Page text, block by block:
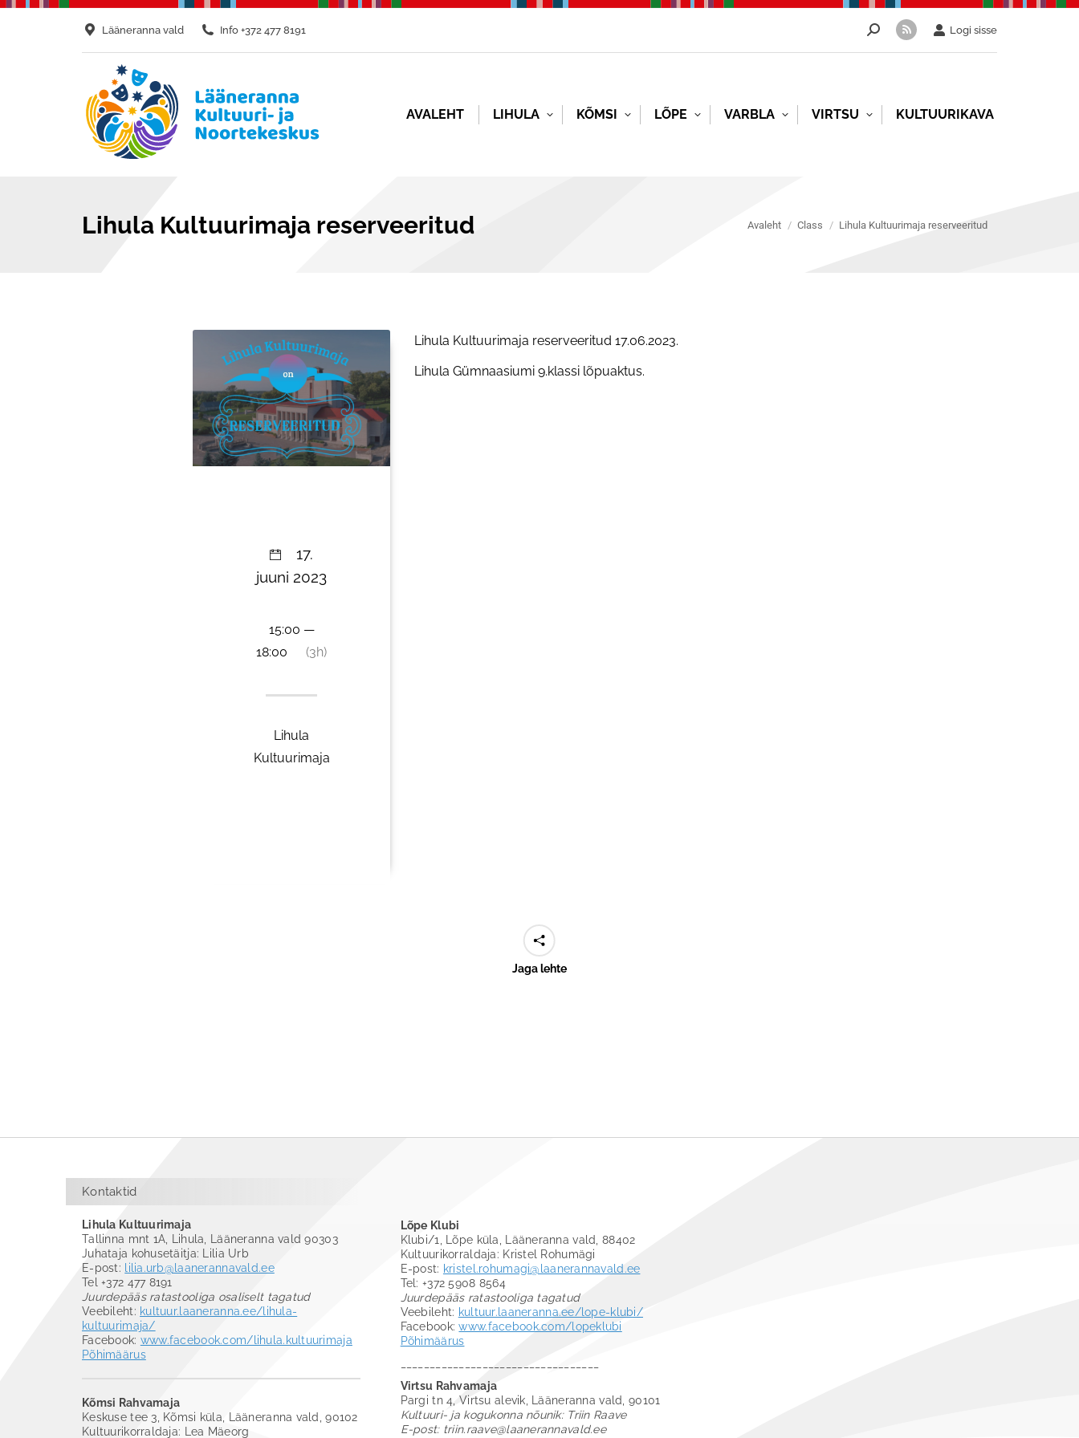
Lääneranna vald Info +372 477 8191 Search:
Rss
new
Logi sisse
AVALEHT LIHULA KÕMSI LÕPE VARBLA VIRTSU KULTUURIKAVA
Lihula Kultuurimaja reserveeritud You are here:
Avaleht Class Lihula Kultuurimaja reserveeritud
Lihula Kultuurimaja reserveeritud 17.06.2023.
Lihula Gümnaasiumi 9.klassi lõpuaktus.
17.
juuni 2023
15:00 —
18:00
(3h)
Lihula
Kultuurimaja
Jaga lehte
Kontaktid
Lihula Kultuurimaja
Tallinna mnt 1A, Lihula, Lääneranna vald 90303
Juhataja kohusetäitja: Lilia Urb
E-post: lilia.urb@laanerannavald.ee
Tel +372 477 8191
Juurdepääs ratastooliga osaliselt tagatud
Veebileht: kultuur.laaneranna.ee/lihula-
kultuurimaja/
Facebook: www.facebook.com/lihula.kultuurimaja
Põhimäärus
Kõmsi Rahvamaja
Keskuse tee 3, Kõmsi küla, Lääneranna vald, 90102
Kultuurikorraldaja: Lea Mäeorg
Lõpe Klubi
Klubi/1, Lõpe küla, Lääneranna vald, 88402
Kultuurikorraldaja: Kristel Rohumägi
E-post: kristel.rohumagi@laanerannavald.ee
Tel: +372 5908 8564
Juurdepääs ratastooliga tagatud
Veebileht: kultuur.laaneranna.ee/lope-klubi/
Facebook:www.facebook.com/lopeklubi
Põhimäärus
Virtsu Rahvamaja
Pargi tn 4, Virtsu alevik, Lääneranna vald, 90101
Kultuuri- ja kogukonna nõunik: Triin Raave
E-post: triin.raave@laanerannavald.ee